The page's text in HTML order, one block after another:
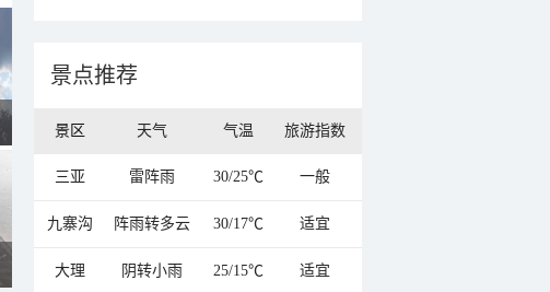
景点推荐
景区 天气 气温 旅游指数
三亚 雷阵雨 30/25℃ 一般
九寨沟 阵雨转多云 30/17℃ 适宜
大理 阴转小雨 25/15℃ 适宜